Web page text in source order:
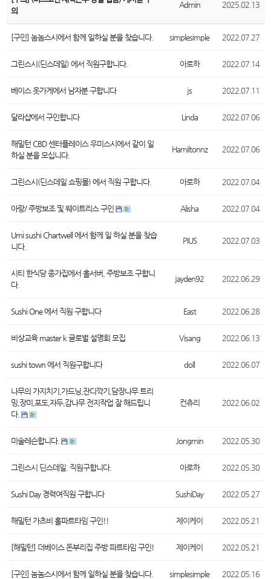
의
Admin 2025.02.13
[구인] 놈놈스시에서 함께 일하실 분을 찾습니다. simplesimple 2022.07.27
그린스시(딘스데일) 에서 직원구합니다. 아로하 2022.07.14
베이스 옷가게에서 남자분 구합니다 js 2022.07.11
달라샵에서 구인합니다 Linda 2022.07.06
해밀턴 CBD 센터플레이스 우미스시에서 같이 일
하실 분을 모십니다.
Hamiltonnz 2022.07.06
그린스시(딘스데일 쇼핑몰) 에서 직원 구합니다. 아로하 2022.07.04
아랑/ 주방보조 및 웨이트리스 구인 Alisha 2022.07.04
Umi sushi Chartwell 에서 함께 일 하실 분을 찾습
니다.
PIUS 2022.07.03
시티 한식당 종가집에서 홀서버, 주방보조 구합니
다.
jayden92 2022.06.29
Sushi One 에서 직원 구합니다 East 2022.06.28
비상교육 master k 글로벌 설명회 모집 Visang 2022.06.13
sushi town 에서 직원구합니다 doll 2022.06.07
나무의 가지치기,가드닝,잔디깍기,담장나무 트리
밍,장미,포도,자두,감나무 전지작업 잘 해드립니
다.
컨츄리 2022.06.02
미술레슨합니다. Jongmin 2022.05.30
그린스시 딘스데일. 직원구합니다. 아로하 2022.05.30
Sushi Day 경력여직원 구합니다 SushiDay 2022.05.27
해밀턴 가츠비 홀파트타임 구인!! 제이케이 2022.05.21
[해밀턴] 더베이스 돈부리집 주방 파트타임 구인! 제이케이 2022.05.21
[구인] 놈놈스시에서 함께 일하실 분을 찾습니다. simplesimple 2022.05.16